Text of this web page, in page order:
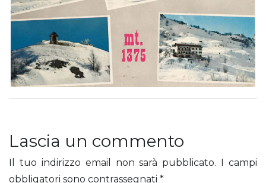
Lascia un commento
Il tuo indirizzo email non sarà pubblicato. I campi
obbligatori sono contrassegnati *